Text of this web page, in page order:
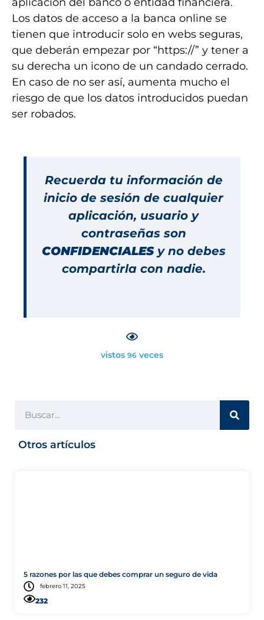
Los datos de acceso a la banca online se
tienen que introducir solo en webs seguras,
que deberán empezar por “https://” y tener a
su derecha un icono de un candado cerrado.
En caso de no ser así, aumenta mucho el
riesgo de que los datos introducidos puedan
ser robados.
Recuerda tu información de
inicio de sesión de cualquier
aplicación, usuario y
contraseñas son
CONFIDENCIALESy no debes
compartirla con nadie.
vistos 96 veces
Otros artículos
5 razones por las que debes comprar un seguro de vida
febrero 11, 2025
232